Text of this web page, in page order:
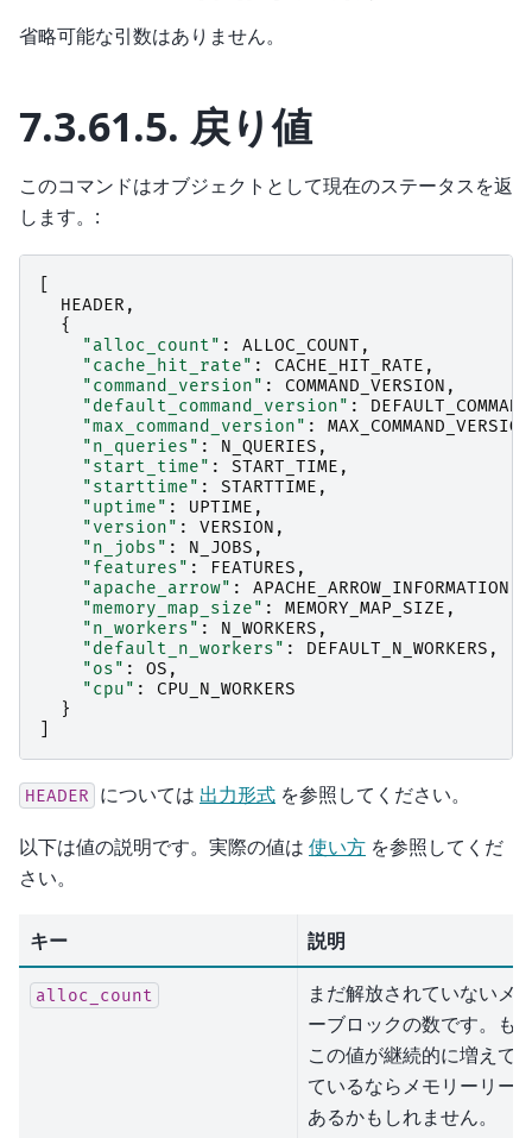
省略可能な引数はありません。
7.3.61.5. 戻り値
このコマンドはオブジェクトとして現在のステータスを返
します。:
HEADER ,
{
"alloc_count" : ALLOC_COUNT ,
"cache_hit_rate" : CACHE_HIT_RATE ,
"command_version" : COMMAND_VERSION ,
"default_command_version" :
"max_command_version" : MAX_COMMAND_VERSION
"n_queries" : N_QUERIES ,
"start_time" : START_TIME ,
"starttime" : STARTTIME ,
"uptime" : UPTIME ,
"version" : VERSION ,
"n_jobs" : N_JOBS ,
"features" : FEATURES ,
"apache_arrow" : APACHE_ARROW_INFORMATION
"memory_map_size" : MEMORY_MAP_SIZE ,
"n_workers" : N_WORKERS ,
"default_n_workers" : DEFAULT_N_WORKERS ,
"os" : OS ,
"cpu" :
CPU_N_WORKERS
}
HEADER については 出力形式 を参照してください。
以下は値の説明です。実際の値は 使い方 を参照してくだ
さい。
キー 説明
alloc_count
まだ解放されていないメ
ーブロックの数です。も
この値が継続的に増えて
ているならメモリーリー
あるかもしれません。